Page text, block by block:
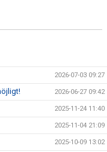
2026-07-03 09:27
2026-06-27 09:42
2025-11-24 11:40
2025-11-04 21:09
2025-10-09 13:02